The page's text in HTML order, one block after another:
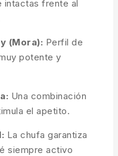
intactas frente al
(Mora): Perfil de
potente y
Una combinación
el apetito.
La chufa garantiza
siempre activo